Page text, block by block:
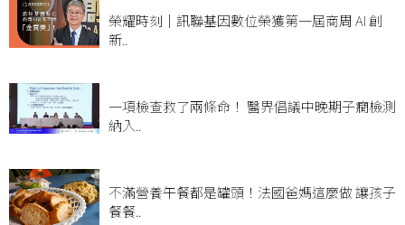
榮耀時刻｜訊聯基因數位榮獲第一屆商周 AI 創
新..
一項檢查救了兩條命！ 醫界倡議中晚期子癇檢測
納入..
不滿營養午餐都是罐頭！法國爸媽這麼做 讓孩子
餐餐..